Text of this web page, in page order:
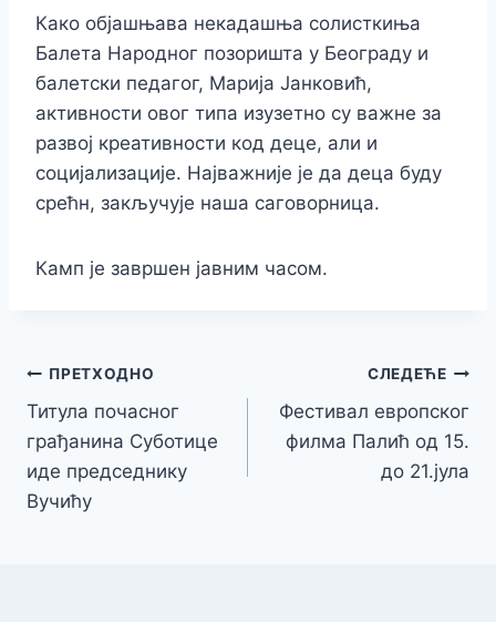
Како објашњава некадашња солисткиња
Балета Народног позоришта у Београду и
балетски педагог, Марија Јанковић,
активности овог типа изузетно су важне за
развој креативности код деце, али и
социјализације. Најважније је да деца буду
срећн, закључује наша саговорница.
Камп је завршен јавним часом.
Кретање
чланка
ПРЕТХОДНО
Титула почасног
грађанина Суботице
иде председнику
Вучићу
СЛЕДЕЋЕ
Фестивал европског
филма Палић од 15.
до 21.јула